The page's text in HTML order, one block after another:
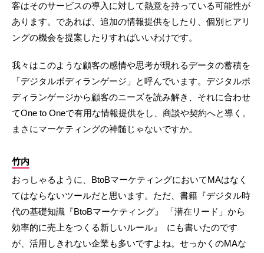
客はそのサービスの導入に対して熱意を持っている可能性が
あります。であれば、追加の情報提供をしたり、個別ヒアリ
ングの機会を提案したりすればいいわけです。
我々はこのような顧客の感情や思考が現れるデータの蓄積を
「デジタルボディランゲージ」と呼んでいます。デジタルボ
ディランゲージから顧客のニーズを読み解き、それに合わせ
てOne to Oneで有用な情報提供をし、商談や契約へと導く。
まさにマーケティングの神髄じゃないですか。
竹内
おっしゃるように、BtoBマーケティングにおいてMAはなく
てはならないツールだと思います。ただ、書籍『デジタル時
代の基礎知識『BtoBマーケティング』 「潜在リード」から
効率的に売上をつくる新しいルール』 にも書いたのです
が、活用しきれない企業も多いですよね。せっかくのMAな